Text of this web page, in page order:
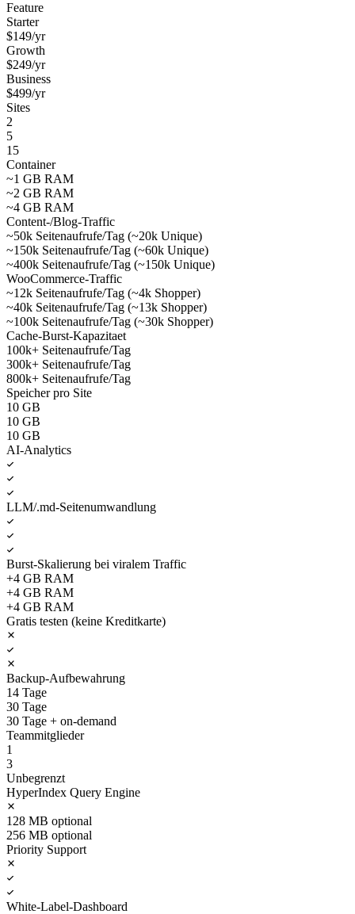
Feature
Starter
$149/yr
Growth
$249/yr
Business
$499/yr
Sites
2
5
15
Container
~1 GB RAM
~2 GB RAM
~4 GB RAM
Content-/Blog-Traffic
~50k Seitenaufrufe/Tag (~20k Unique)
~150k Seitenaufrufe/Tag (~60k Unique)
~400k Seitenaufrufe/Tag (~150k Unique)
WooCommerce-Traffic
~12k Seitenaufrufe/Tag (~4k Shopper)
~40k Seitenaufrufe/Tag (~13k Shopper)
~100k Seitenaufrufe/Tag (~30k Shopper)
Cache-Burst-Kapazitaet
100k+ Seitenaufrufe/Tag
300k+ Seitenaufrufe/Tag
800k+ Seitenaufrufe/Tag
Speicher pro Site
10 GB
10 GB
10 GB
AI-Analytics
LLM/.md-Seitenumwandlung
Burst-Skalierung bei viralem Traffic
+4 GB RAM
+4 GB RAM
+4 GB RAM
Gratis testen (keine Kreditkarte)
Backup-Aufbewahrung
14 Tage
30 Tage
30 Tage + on-demand
Teammitglieder
1
3
Unbegrenzt
HyperIndex Query Engine
128 MB optional
256 MB optional
Priority Support
White-Label-Dashboard